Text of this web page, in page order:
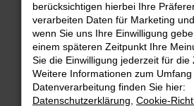
berücksichtigen hierbei Ihre
verarbeiten Daten für Marketing
wenn Sie uns Ihre Einwilligung
einem späteren Zeitpunkt Ihre
Sie die Einwilligung jederzeit für die
Weitere Informationen zum
Datenverarbeitung finden Sie hier:
Datenschutzerklärung Cookie-